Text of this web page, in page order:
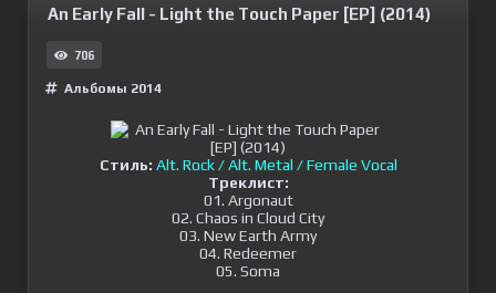
An Early Fall - Light the Touch Paper [EP] (2014)
706
Альбомы 2014
Стиль: Alt. Rock / Alt. Metal / Female Vocal
Треклист:
01. Argonaut
02. Chaos in Cloud City
03. New Earth Army
04. Redeemer
05. Soma